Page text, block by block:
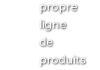
propre
ligne
de
produits